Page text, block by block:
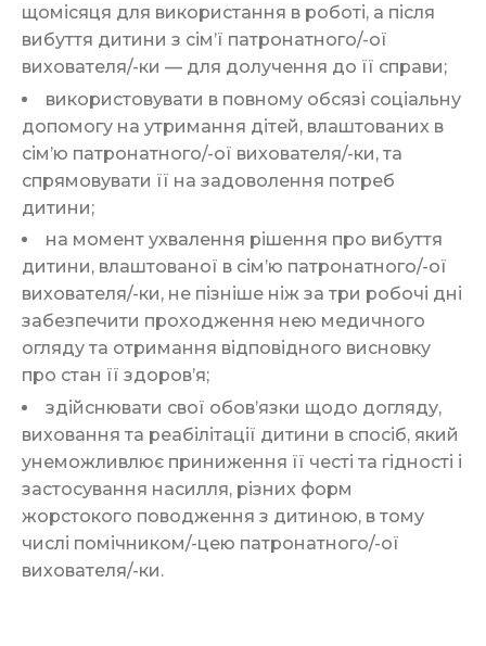
щомісяця для використання в роботі, а після
вибуття дитини з сім’ї патронатного/-ої
вихователя/-ки — для долучення до її справи;
використовувати в повному обсязі соціальну
допомогу на утримання дітей, влаштованих в
сім’ю патронатного/-ої вихователя/-ки, та
спрямовувати її на задоволення потреб
дитини;
на момент ухвалення рішення про вибуття
дитини, влаштованої в сім’ю патронатного/-ої
вихователя/-ки, не пізніше ніж за три робочі дні
забезпечити проходження нею медичного
огляду та отримання відповідного висновку
про стан її здоров’я;
здійснювати свої обов’язки щодо догляду,
виховання та реабілітації дитини в спосіб, який
унеможливлює приниження її честі та гідності і
застосування насилля, різних форм
жорстокого поводження з дитиною, в тому
числі помічником/-цею патронатного/-ої
вихователя/-ки.